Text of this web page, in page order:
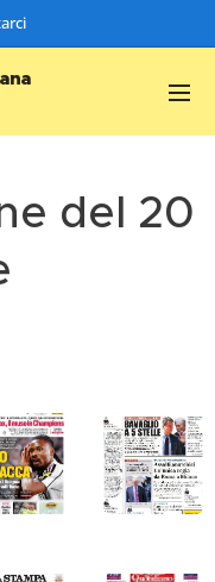
del 20